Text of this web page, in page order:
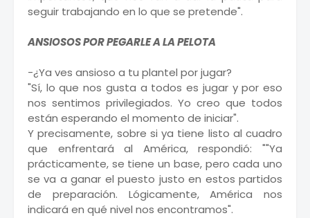
seguir trabajando en lo que se pretende".
ANSIOSOS POR PEGARLE A LA PELOTA
-¿Ya ves ansioso a tu plantel por jugar?
"Sí, lo que nos gusta a todos es jugar y por eso
nos sentimos privilegiados. Yo creo que todos
están esperando el momento de iniciar".
Y precisamente, sobre si ya tiene listo al cuadro
que enfrentará al América, respondió: ""Ya
prácticamente, se tiene un base, pero cada uno
se va a ganar el puesto justo en estos partidos
de preparación. Lógicamente, América nos
indicará en qué nivel nos encontramos".